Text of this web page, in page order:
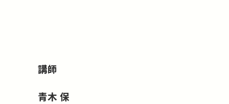
講師
青木 保